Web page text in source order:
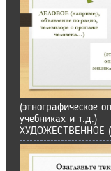
(этнографическое
учебниках и т.д.)
ХУДОЖЕСТВЕННОЕ